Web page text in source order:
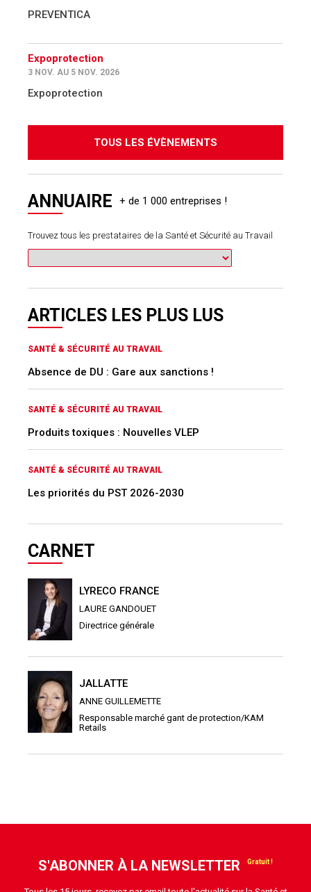
PREVENTICA
Expoprotection
3 NOV. AU 5 NOV. 2026
Expoprotection
TOUS LES ÉVÈNEMENTS
ANNUAIRE
Trouvez tous les prestataires de la Santé et Sécurité au Travail
ARTICLES LES PLUS LUS
SANTÉ & SÉCURITÉ AU TRAVAIL
Absence de DU : Gare aux sanctions !
SANTÉ & SÉCURITÉ AU TRAVAIL
Produits toxiques : Nouvelles VLEP
SANTÉ & SÉCURITÉ AU TRAVAIL
Les priorités du PST 2026-2030
CARNET
LYRECO FRANCE
LAURE GANDOUET
Directrice générale
JALLATTE
ANNE GUILLEMETTE
Responsable marché gant de protection/KAM
Retails
S'ABONNER À LA NEWSLETTER